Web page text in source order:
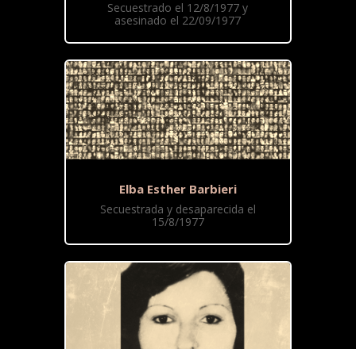
Secuestrado el 12/8/1977 y
asesinado el 22/09/1977
Elba Esther Barbieri
Secuestrada y desaparecida el
15/8/1977